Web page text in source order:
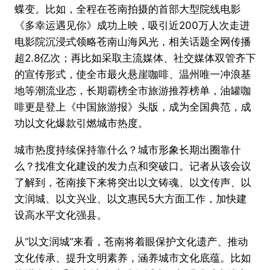
蝶变。比如，全程在苍南拍摄的首部大型院线电影
《多幸运遇见你》成功上映，吸引近200万人次走进
电影院沉浸式领略苍南山海风光，相关话题全网传播
超2.8亿次；再比如采取主流媒体、社交媒体双管齐下
的宣传形式，使全市最火悬崖咖啡、温州唯一冲浪基
地等潮流业态，长期霸榜全市旅游推荐榜单，油罐咖
啡更是登上《中国旅游报》头版，成为全国典范，成
功以文化爆款引燃城市热度。
城市热度持续保持靠什么？城市形象长期出圈靠什
么？找准文化建设的发力点和突破口。记者从该会议
了解到，苍南接下来将突出以文铸魂、以文传声、以
文润城、以文兴业、以文惠民5大方面工作，加快建
设高水平文化强县。
从“以文润城”来看，苍南将着眼保护文化遗产、推动
文化传承、提升文明素养，涵养城市文化底蕴。比如